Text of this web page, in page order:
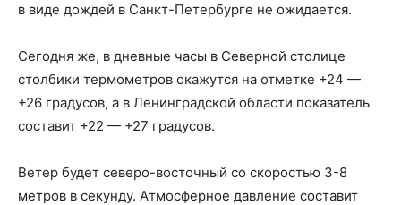
в виде дождей в Санкт-Петербурге не ожидается.
Сегодня же, в дневные часы в Северной столице
столбики термометров окажутся на отметке +24 —
+26 градусов, а в Ленинградской области показатель
составит +22 — +27 градусов.
Ветер будет северо-восточный со скоростью 3-8
метров в секунду. Атмосферное давление составит